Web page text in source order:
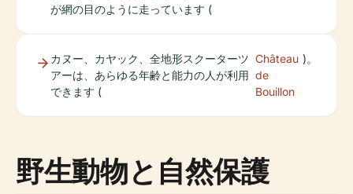
が網の目のように走っています (
カヌー、カヤック、全地形スクーターツ
アーは、あらゆる年齢と能力の人が利用
できます (
Château
de
Bouillon
)。
野生動物と自然保護